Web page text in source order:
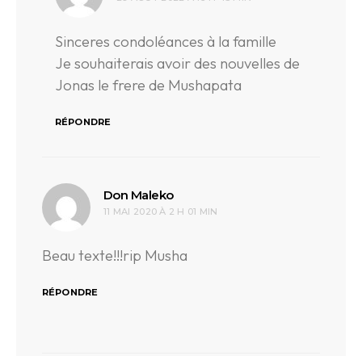
Sinceres condoléances à la famille
Je souhaiterais avoir des nouvelles de
Jonas le frere de Mushapata
RÉPONDRE
Don Malekodit :
11 MAI 2020 À 2 H 01 MIN
Beau texte!!!rip Musha
RÉPONDRE